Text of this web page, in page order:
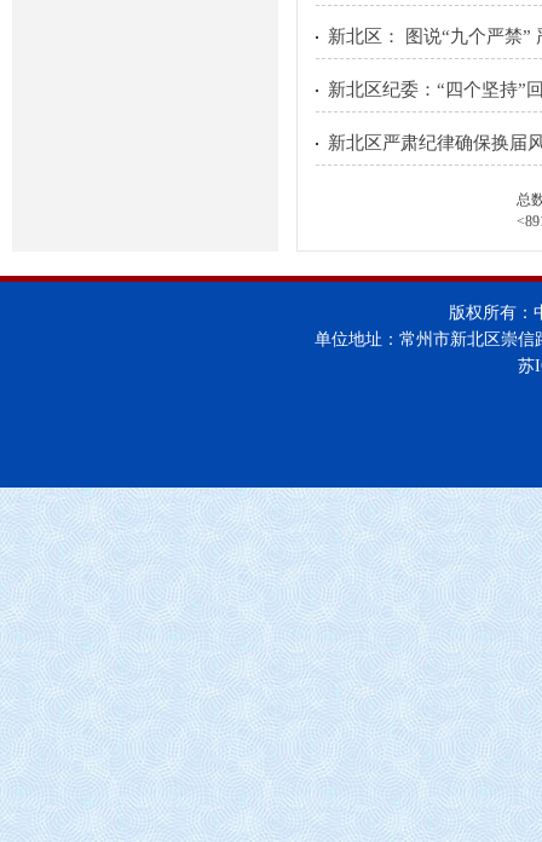
新北区： 图说“九个严禁”
新北区纪委：“四个坚持”
新北区严肃纪律确保换届
总
<89
版权所有：
单位地址：常州市新北区崇
苏